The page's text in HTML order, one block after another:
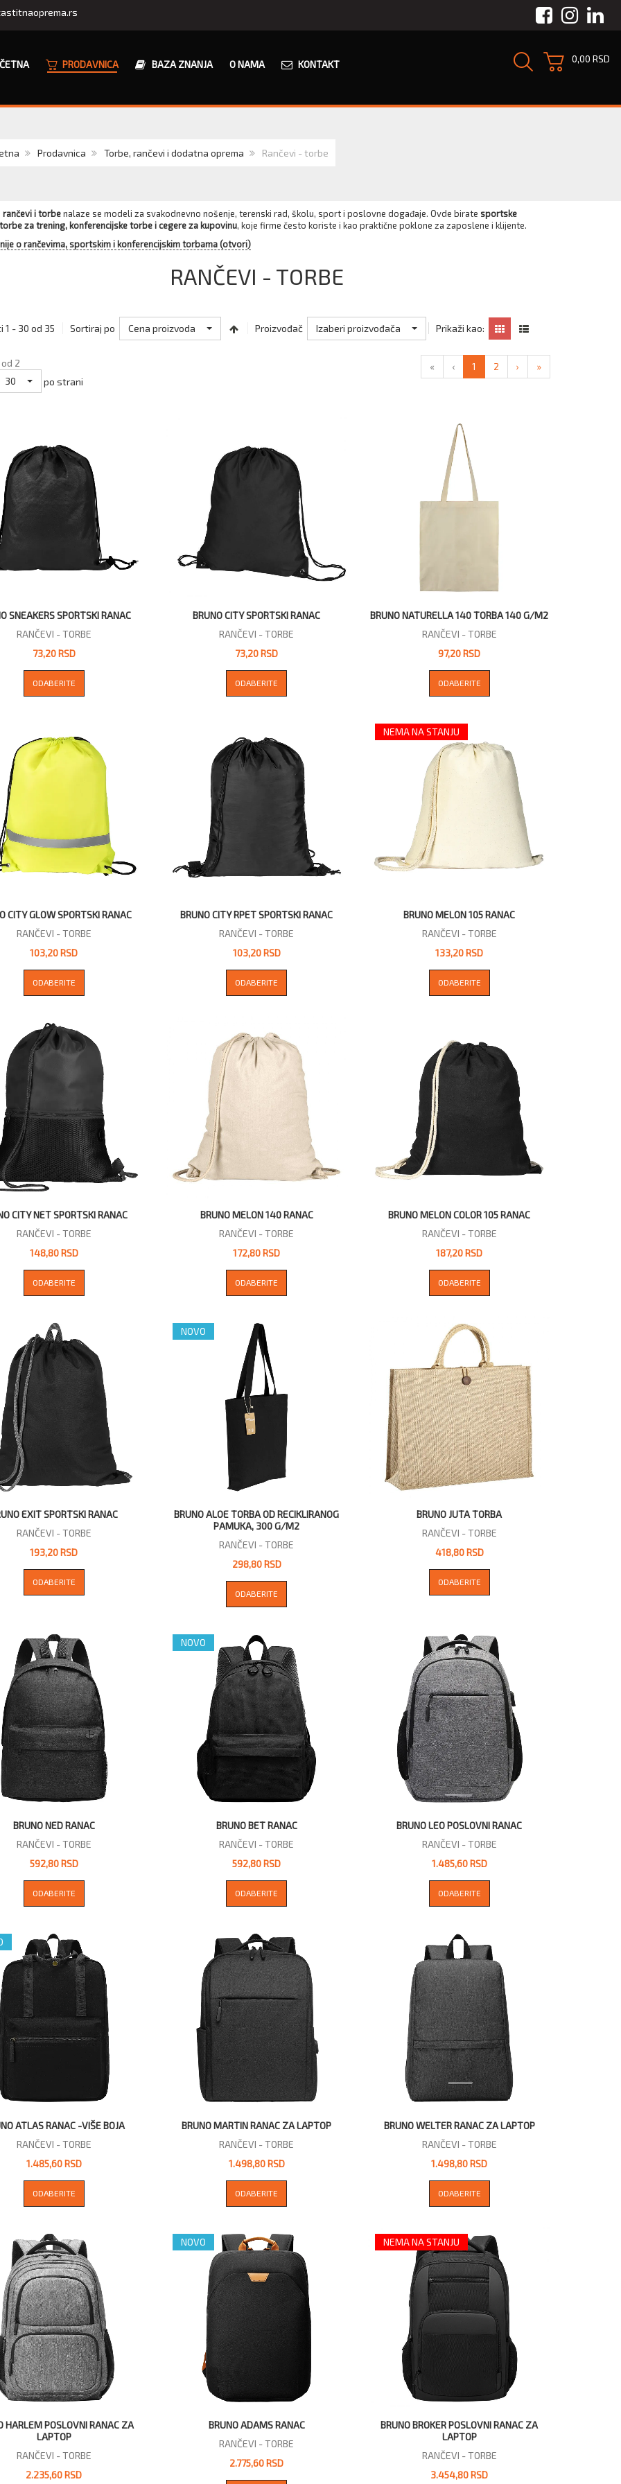
Facebook
PRODAVNICA BAZA ZNANJA O NAMA KONTAKT 0,00 RSD
Prodavnica Torbe, rančevi i dodatna oprema Rančevi - torbe
rančevi i torbenalaze se modeli za svakodnevno nošenje, terenski rad, školu, sport i poslovne događaje. Ovde birate sportske
za trening, konferencijske torbe i cegere za kupovinu, koje firme često koriste i kao praktične poklone za zaposlene i klijente.
o rančevima, sportskim i konferencijskim torbama (otvori)
RANČEVI - TORBE
1 - 30 od 35 Sortiraj po Cena proizvoda Proizvođač Izaberi proizvođača Prikaži kao:
2
30
po strani
« ‹ 1 2 › »
SNEAKERS SPORTSKI RANAC
RANČEVI - TORBE
73,20 RSD
ODABERITE
BRUNO CITY SPORTSKI RANAC
RANČEVI - TORBE
73,20 RSD
ODABERITE
BRUNO NATURELLA 140 TORBA 140 G/M2
RANČEVI - TORBE
97,20 RSD
ODABERITE
CITY GLOW SPORTSKI RANAC
RANČEVI - TORBE
103,20 RSD
ODABERITE
BRUNO CITY RPET SPORTSKI RANAC
RANČEVI - TORBE
103,20 RSD
ODABERITE
NEMA NA STANJU
BRUNO MELON 105 RANAC
RANČEVI - TORBE
133,20 RSD
ODABERITE
CITY NET SPORTSKI RANAC
RANČEVI - TORBE
148,80 RSD
ODABERITE
BRUNO MELON 140 RANAC
RANČEVI - TORBE
172,80 RSD
ODABERITE
BRUNO MELON COLOR 105 RANAC
RANČEVI - TORBE
187,20 RSD
ODABERITE
EXIT SPORTSKI RANAC
RANČEVI - TORBE
193,20 RSD
ODABERITE
NOVO
BRUNO ALOE TORBA OD RECIKLIRANOG
PAMUKA, 300 G/M2
RANČEVI - TORBE
298,80 RSD
ODABERITE
BRUNO JUTA TORBA
RANČEVI - TORBE
418,80 RSD
ODABERITE
BRUNO NED RANAC
RANČEVI - TORBE
592,80 RSD
ODABERITE
NOVO
BRUNO BET RANAC
RANČEVI - TORBE
592,80 RSD
ODABERITE
BRUNO LEO POSLOVNI RANAC
RANČEVI - TORBE
1.485,60 RSD
ODABERITE
ATLAS RANAC -VIŠE BOJA
RANČEVI - TORBE
1.485,60 RSD
ODABERITE
BRUNO MARTIN RANAC ZA LAPTOP
RANČEVI - TORBE
1.498,80 RSD
ODABERITE
BRUNO WELTER RANAC ZA LAPTOP
RANČEVI - TORBE
1.498,80 RSD
ODABERITE
HARLEM POSLOVNI RANAC ZA
LAPTOP
RANČEVI - TORBE
2.235,60 RSD
NOVO
BRUNO ADAMS RANAC
RANČEVI - TORBE
2.775,60 RSD
NEMA NA STANJU
BRUNO BROKER POSLOVNI RANAC ZA
LAPTOP
RANČEVI - TORBE
3.454,80 RSD